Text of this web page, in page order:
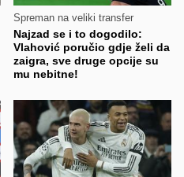
Spreman na veliki transfer
Najzad se i to dogodilo:
Vlahović poručio gdje želi da
zaigra, sve druge opcije su
mu nebitne!